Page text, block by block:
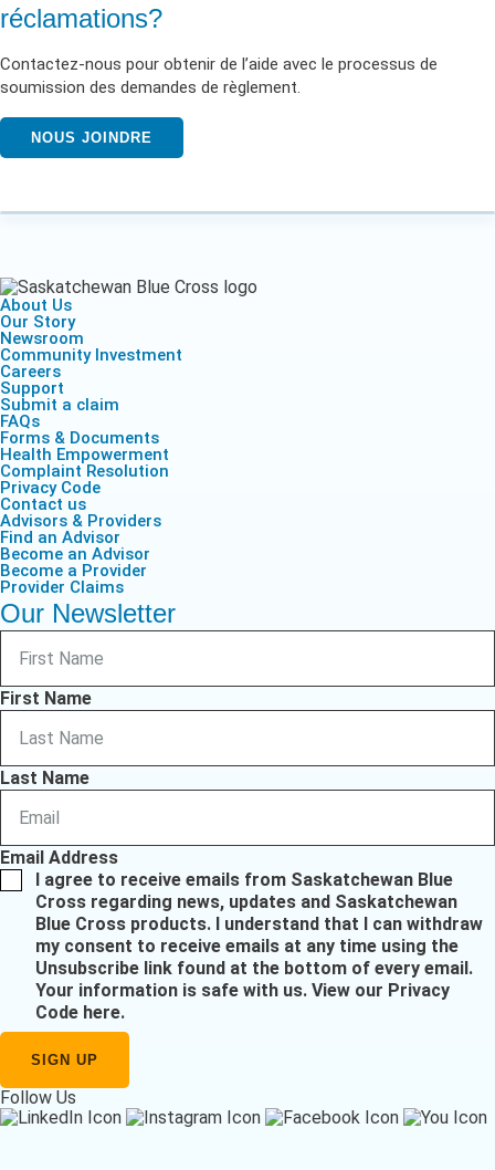
réclamations?
Contactez-nous pour obtenir de l’aide avec le processus de
soumission des demandes de règlement.
NOUS JOINDRE
About Us
Our Story
Newsroom
Community Investment
Careers
Support
Submit a claim
FAQs
Forms & Documents
Health Empowerment
Complaint Resolution
Privacy Code
Contact us
Advisors & Providers
Find an Advisor
Become an Advisor
Become a Provider
Provider Claims
Our Newsletter
First Name
Last Name
Email Address
I agree to receive emails from Saskatchewan Blue
Cross regarding news, updates and Saskatchewan
Blue Cross products. I understand that I can withdraw
my consent to receive emails at any time using the
Unsubscribe link found at the bottom of every email.
Your information is safe with us. View our Privacy
Code here.
Follow Us